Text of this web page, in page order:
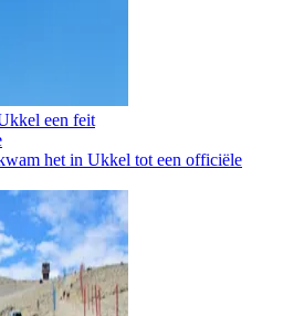
een feit
het in Ukkel tot een officiële